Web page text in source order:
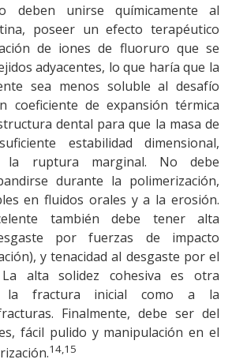
deben unirse químicamente al
poseer un efecto terapéutico
de iones de fluoruro que se
adyacentes, lo que haría que la
sea menos soluble al desafío
coeficiente de expansión térmica
dental para que la masa de
estabilidad dimensional,
la ruptura marginal. No debe
durante la polimerización,
en fluidos orales y a la erosión.
también debe tener alta
por fuerzas de impacto
y tenacidad al desgaste por el
La alta solidez cohesiva es otra
la fractura inicial como a la
Finalmente, debe ser del
fácil pulido y manipulación en el
14,15